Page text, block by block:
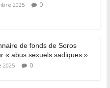
2025 0
de fonds de Soros
« abus sexuels sadiques »
2025 0